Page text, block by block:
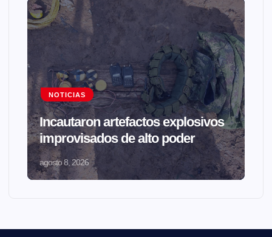
NOTICIAS
Incautaron artefactos explosivos
improvisados de alto poder
agosto 8, 2026